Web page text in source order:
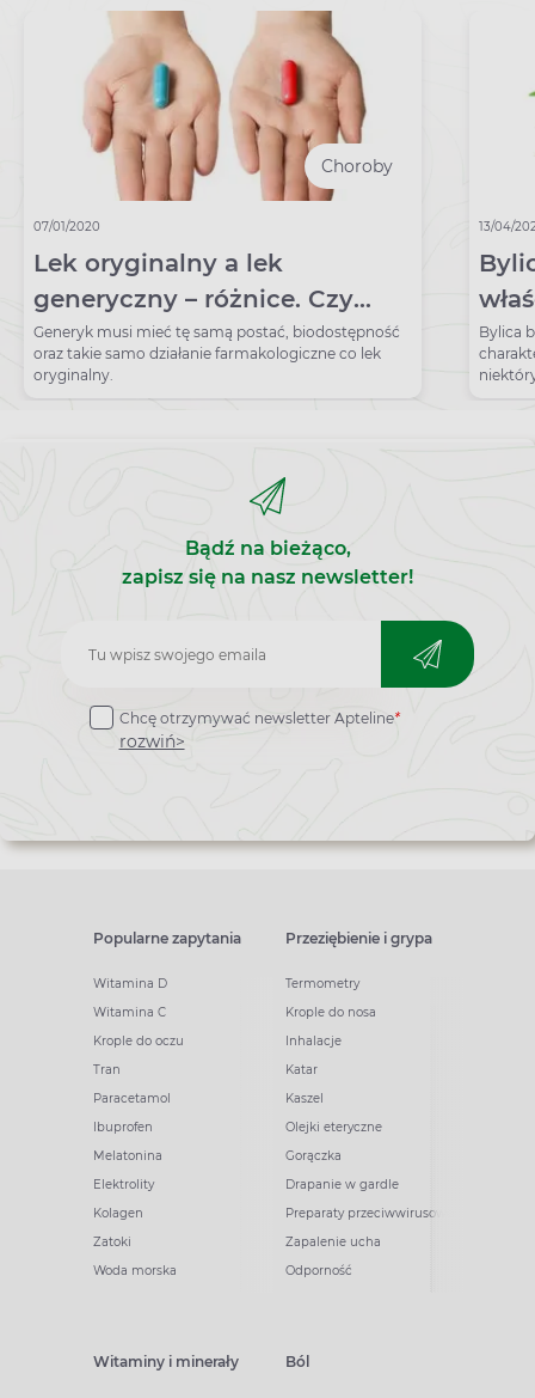
Choroby
07/01/2020
Lek oryginalny a lek
generyczny – różnice. Czy
zamienniki są gorsze?
Generyk musi mieć tę samą postać, biodostępność
oraz takie samo działanie farmakologiczne co lek
oryginalny.
13/04/
za
Bylica
Bądź na bieżąco,
zapisz się na nasz newsletter!
Zapisz
do
newslettera
Chcę otrzymywać newsletter Apteline*
rozwiń>
Popularne zapytania
Witamina D
Witamina C
Krople do oczu
Tran
Paracetamol
Ibuprofen
Melatonina
Elektrolity
Kolagen
Zatoki
Woda morska
Przeziębienie i grypa
Termometry
Krople do nosa
Inhalacje
Katar
Kaszel
Olejki eteryczne
Gorączka
Drapanie w gardle
Preparaty przeciwwirusowe
Zapalenie ucha
Odporność
Witaminy i minerały Ból